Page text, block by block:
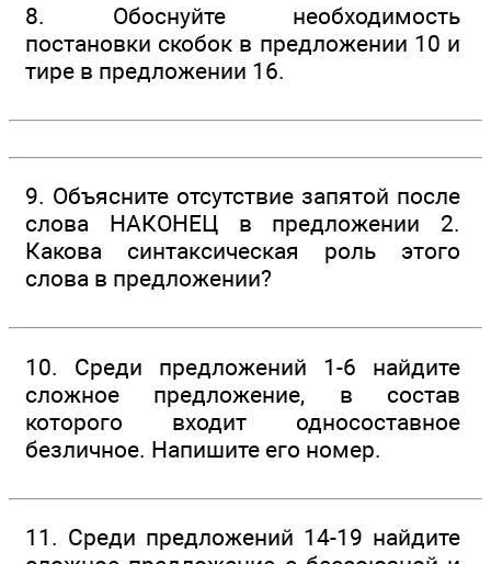
8. Обоснуйте необходимость
постановки скобок в предложении 10 и
тире в предложении 16.
9. Объясните отсутствие запятой после
слова НАКОНЕЦ в предложении 2.
Какова синтаксическая роль этого
слова в предложении?
10. Среди предложений 1-6 найдите
сложное предложение, в состав
которого входит односоставное
безличное. Напишите его номер.
11. Среди предложений 14-19 найдите